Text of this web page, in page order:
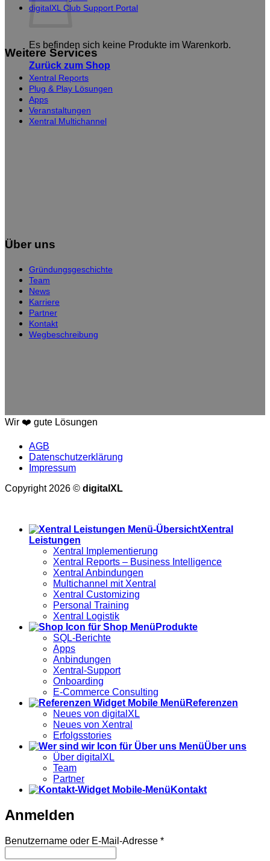
Es befinden sich keine Produkte im Warenkorb.
Zurück zum Shop
digitalXL Club Support Portal
Weitere Services
Xentral Reports
Plug & Play Lösungen
Apps
Veranstaltungen
Xentral Multichannel
Über uns
Gründungsgeschichte
Team
News
Karriere
Partner
Kontakt
Wegbeschreibung
Wir ❤️ gute Lösungen
AGB
Datenschutzerklärung
Impressum
Copyright 2026 © digitalXL
Xentral
Leistungen
Xentral Implementierung
Xentral Reports – Business Intelligence
Xentral Anbindungen
Multichannel mit Xentral
Xentral Customizing
Personal Training
Xentral Logistik
Produkte
SQL-Berichte
Apps
Anbindungen
Xentral-Support
Onboarding
E-Commerce Consulting
Referenzen
Neues von digitalXL
Neues von Xentral
Erfolgsstories
Über uns
Über digitalXL
Team
Partner
Kontakt
Anmelden
Benutzername oder E-Mail-Adresse *Erforderlich